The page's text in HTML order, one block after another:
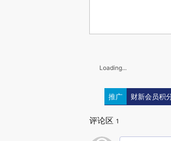
Loading...
推广 财新会员积
评论区 1